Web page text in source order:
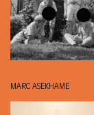
MARC ASEKHAME